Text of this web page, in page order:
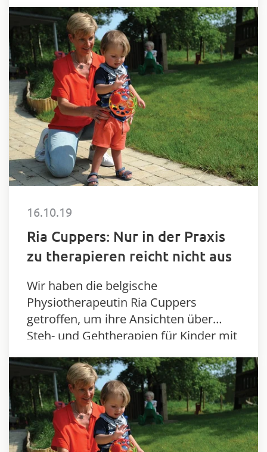
16.10.19
Ria Cuppers: Nur in der Praxis
zu therapieren reicht nicht aus
Wir haben die belgische
Physiotherapeutin Ria Cuppers
getroffen, um ihre Ansichten über
Steh- und Gehtherapien für Kinder mit